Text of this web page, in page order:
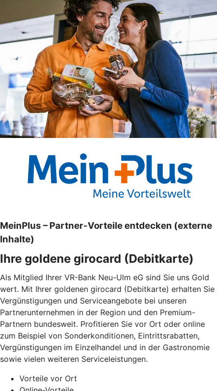
MeinPlus – Partner-Vorteile entdecken (externe
Inhalte)
Ihre goldene girocard (Debitkarte)
Als Mitglied Ihrer VR-Bank Neu-Ulm eG sind Sie uns Gold
wert. Mit Ihrer goldenen girocard (Debitkarte) erhalten Sie
Vergünstigungen und Serviceangebote bei unseren
Partnerunternehmen in der Region und den Premium-
Partnern bundesweit. Profitieren Sie vor Ort oder online
zum Beispiel von Sonderkonditionen, Eintrittsrabatten,
Vergünstigungen im Einzelhandel und in der Gastronomie
sowie vielen weiteren Serviceleistungen.
Vorteile vor Ort